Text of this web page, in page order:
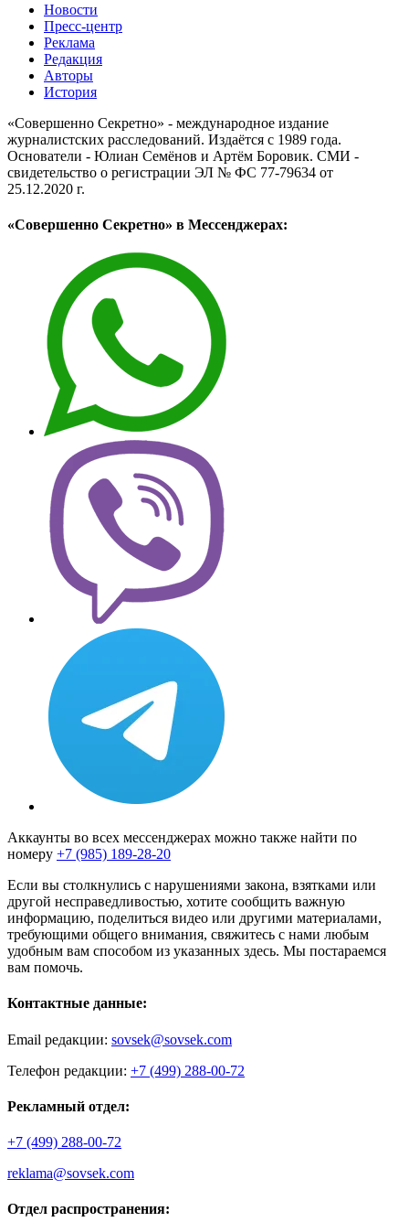
Новости
Пресс-центр
Реклама
Редакция
Авторы
История
«Совершенно Секретно» - международное издание
журналистских расследований. Издаётся с 1989 года.
Основатели - Юлиан Семёнов и Артём Боровик. CМИ -
свидетельство о регистрации ЭЛ № ФС 77-79634 от
25.12.2020 г.
«Совершенно Секретно» в Мессенджерах:
Аккаунты во всех мессенджерах можно также найти по
номеру +7 (985) 189-28-20
Если вы столкнулись с нарушениями закона, взятками или
другой несправедливостью, хотите сообщить важную
информацию, поделиться видео или другими материалами,
требующими общего внимания, свяжитесь с нами любым
удобным вам способом из указанных здесь. Мы постараемся
вам помочь.
Контактные данные:
Email редакции: sovsek@sovsek.com
Телефон редакции: +7 (499) 288-00-72
Рекламный отдел:
+7 (499) 288-00-72
reklama@sovsek.com
Отдел распространения: